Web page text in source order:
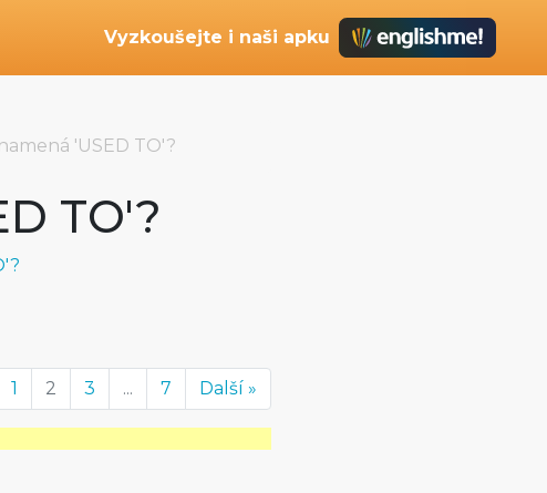
Vyzkoušejte i naši apku
'USED TO'?
TO'?
1 2 3 ... 7 Další »